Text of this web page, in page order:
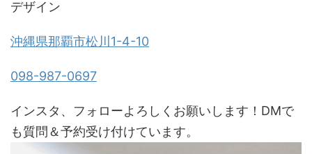
デザイン
沖縄県那覇市松川1-4-10
098-987-0697
インスタ、フォローよろしくお願いします！DMで
も質問＆予約受け付けています。